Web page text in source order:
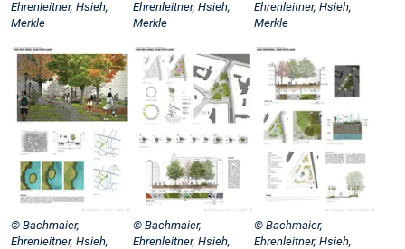
Ehrenleitner, Hsieh,
Merkle
Ehrenleitner, Hsieh,
Merkle
Ehrenleitner, Hsieh,
Merkle
© Bachmaier,
Ehrenleitner, Hsieh,
© Bachmaier,
Ehrenleitner, Hsieh,
© Bachmaier,
Ehrenleitner, Hsieh,